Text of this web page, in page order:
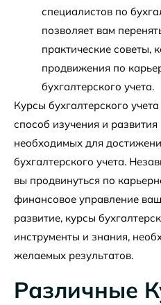
специалистов по
позволяет вам
практические советы,
продвижения по
бухгалтерского учета.
Курсы бухгалтерского
способ изучения и
необходимых для
бухгалтерского учета.
вы продвинуться по
финансовое управление
развитие, курсы
инструменты и знания,
желаемых результатов.
Различные